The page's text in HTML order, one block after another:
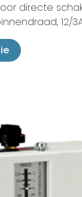
directe
12/